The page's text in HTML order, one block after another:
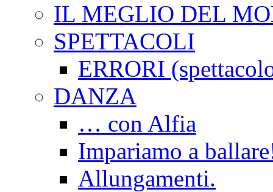
IL MEGLIO DEL
SPETTACOLI
ERRORI
DANZA
… con Alfia
Impariamo a
Allungamenti.